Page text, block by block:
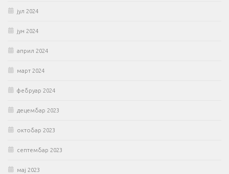
јул 2024
јун 2024
април 2024
март 2024
фебруар 2024
децембар 2023
октобар 2023
септембар 2023
мај 2023